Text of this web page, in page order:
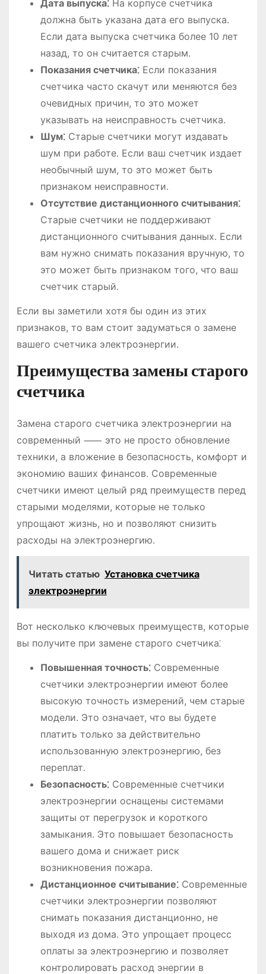
Дата выпуска⁚На корпусе счетчика
должна быть указана дата его выпуска․
Если дата выпуска счетчика более 10 лет
назад, то он считается старым․
Показания счетчика⁚Если показания
счетчика часто скачут или меняются без
очевидных причин, то это может
указывать на неисправность счетчика․
Шум⁚Старые счетчики могут издавать
шум при работе․ Если ваш счетчик издает
необычный шум, то это может быть
признаком неисправности․
Отсутствие дистанционного считывания⁚
Старые счетчики не поддерживают
дистанционного считывания данных․ Если
вам нужно снимать показания вручную, то
это может быть признаком того, что ваш
счетчик старый․
Если вы заметили хотя бы один из этих
признаков, то вам стоит задуматься о замене
вашего счетчика электроэнергии․
Преимущества замены старого
счетчика
Замена старого счетчика электроэнергии на
современный ⸺ это не просто обновление
техники, а вложение в безопасность, комфорт и
экономию ваших финансов․ Современные
счетчики имеют целый ряд преимуществ перед
старыми моделями, которые не только
упрощают жизнь, но и позволяют снизить
расходы на электроэнергию․
Читать статью Установка счетчика
электроэнергии
Вот несколько ключевых преимуществ, которые
вы получите при замене старого счетчика⁚
Повышенная точность⁚Современные
счетчики электроэнергии имеют более
высокую точность измерений, чем старые
модели․ Это означает, что вы будете
платить только за действительно
использованную электроэнергию, без
переплат․
Безопасность⁚Современные счетчики
электроэнергии оснащены системами
защиты от перегрузок и короткого
замыкания․ Это повышает безопасность
вашего дома и снижает риск
возникновения пожара․
Дистанционное считывание⁚Современные
счетчики электроэнергии позволяют
снимать показания дистанционно, не
выходя из дома․ Это упрощает процесс
оплаты за электроэнергию и позволяет
контролировать расход энергии в